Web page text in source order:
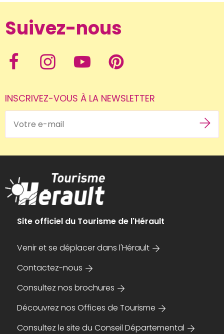
Suivez-nous
INSCRIVEZ-VOUS À LA NEWSLETTER
Site officiel du Tourisme de l'Hérault
Venir et se déplacer dans l'Hérault
Contactez-nous
Consultez nos brochures
Découvrez nos Offices de Tourisme
Consultez le site du Conseil Départemental